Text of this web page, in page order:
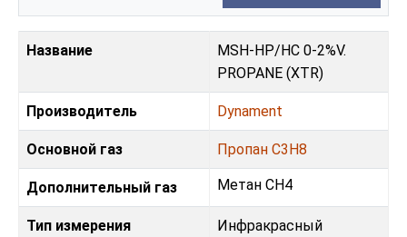
Название
MSH-HP/HC 0-2%V.
PROPANE (XTR)
Производитель Dynament
Основной газ Пропан C3H8
Дополнительный газ Метан CH4
Тип измерения Инфракрасный